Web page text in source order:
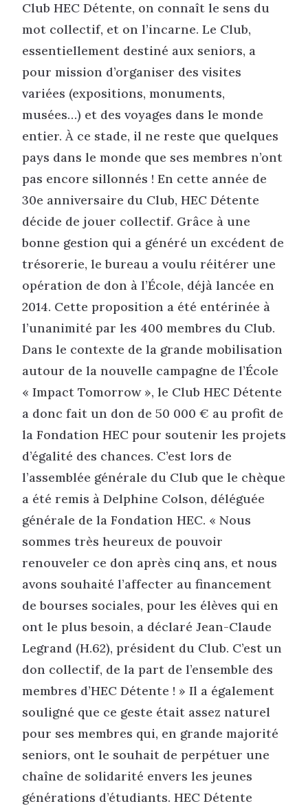
Club HEC Détente, on connaît le sens du
mot collectif, et on l’incarne. Le Club,
essentiellement destiné aux seniors, a
pour mission d’organiser des visites
variées (expositions, monuments,
musées…) et des voyages dans le monde
entier. À ce stade, il ne reste que quelques
pays dans le monde que ses membres n’ont
pas encore sillonnés ! En cette année de
30e anniversaire du Club, HEC Détente
décide de jouer collectif. Grâce à une
bonne gestion qui a généré un excédent de
trésorerie, le bureau a voulu réitérer une
opération de don à l’École, déjà lancée en
2014. Cette proposition a été entérinée à
l’unanimité par les 400 membres du Club.
Dans le contexte de la grande mobilisation
autour de la nouvelle campagne de l’École
« Impact Tomorrow », le Club HEC Détente
a donc fait un don de 50 000 € au profit de
la Fondation HEC pour soutenir les projets
d’égalité des chances. C’est lors de
l’assemblée générale du Club que le chèque
a été remis à Delphine Colson, déléguée
générale de la Fondation HEC. « Nous
sommes très heureux de pouvoir
renouveler ce don après cinq ans, et nous
avons souhaité l’affecter au financement
de bourses sociales, pour les élèves qui en
ont le plus besoin, a déclaré Jean-Claude
Legrand (H.62), président du Club. C’est un
don collectif, de la part de l’ensemble des
membres d’HEC Détente ! » Il a également
souligné que ce geste était assez naturel
pour ses membres qui, en grande majorité
seniors, ont le souhait de perpétuer une
chaîne de solidarité envers les jeunes
générations d’étudiants. HEC Détente